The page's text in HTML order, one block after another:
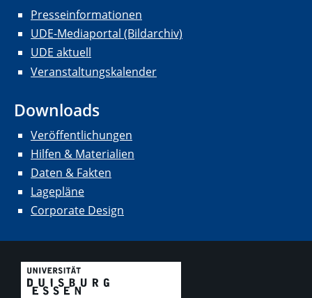
Presseinformationen
UDE-Mediaportal (Bildarchiv)
UDE aktuell
Veranstaltungskalender
Downloads
Veröffentlichungen
Hilfen & Materialien
Daten & Fakten
Lagepläne
Corporate Design